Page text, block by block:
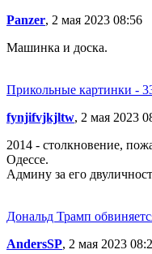
Panzer, 2 мая 2023 08:56
Машинка и доска.
Прикольные картинки -
fynjifvjkjltw, 2 мая 2023
2014 - столкновение,
Одессе.
Админу за его
Дональд Трамп
AndersSP, 2 мая 2023